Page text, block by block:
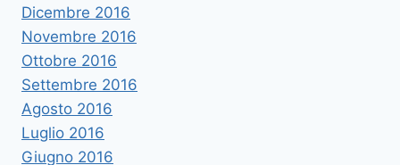
Dicembre 2016
Novembre 2016
Ottobre 2016
Settembre 2016
Agosto 2016
Luglio 2016
Giugno 2016